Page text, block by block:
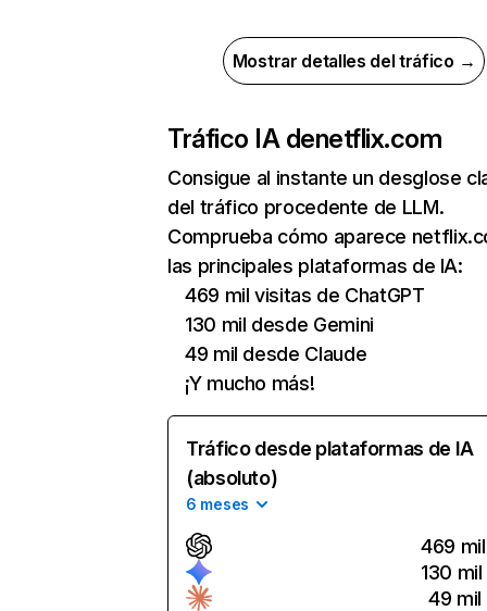
Mostrar detalles del tráfico →
Tráfico IA denetflix.com
Consigue al instante un desglose
del tráfico procedente de LLM.
Comprueba cómo aparece
las principales plataformas de IA:
469 mil visitas de ChatGPT
130 mil desde Gemini
49 mil desde Claude
¡Y mucho más!
Tráfico desde plataformas de IA
(absoluto)
6 meses
469 mil
130 mil
49 mil